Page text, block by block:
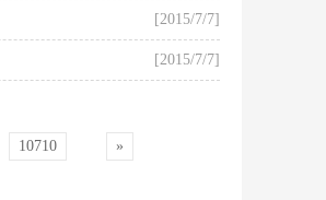
[2015/7/7]
[2015/7/7]
10710 »